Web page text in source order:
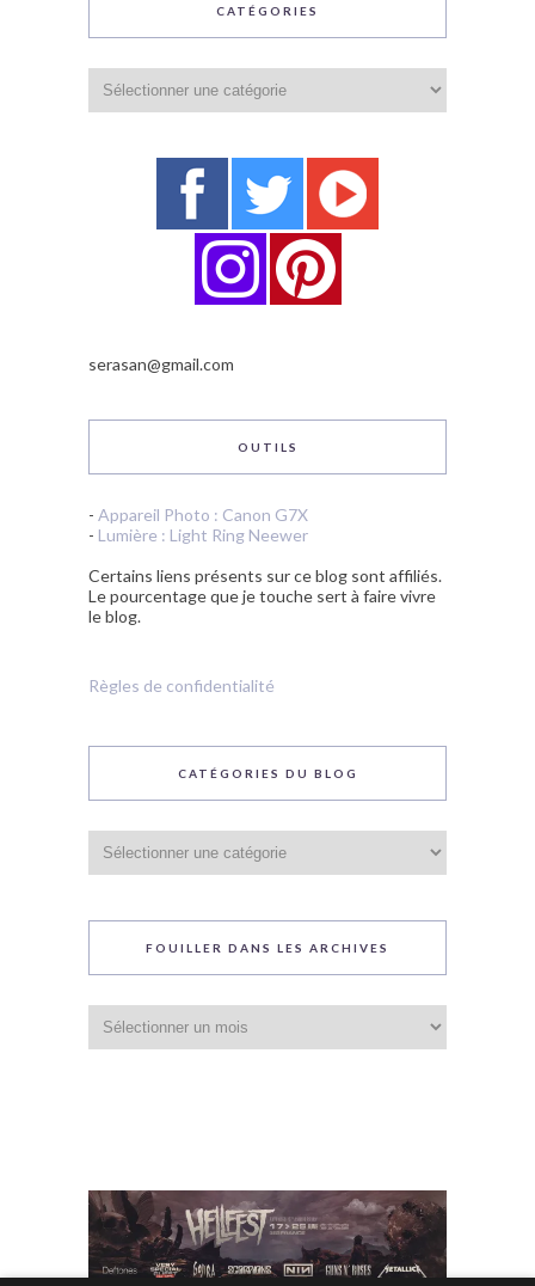
CATÉGORIES
serasan@gmail.com
OUTILS
- Appareil Photo : Canon G7X
- Lumière : Light Ring Neewer
Certains liens présents sur ce blog sont affiliés.
Le pourcentage que je touche sert à faire vivre
le blog.
Règles de confidentialité
CATÉGORIES DU BLOG
du
blog
FOUILLER DANS LES ARCHIVES
dans
les